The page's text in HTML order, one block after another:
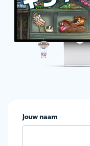
Jouw naam